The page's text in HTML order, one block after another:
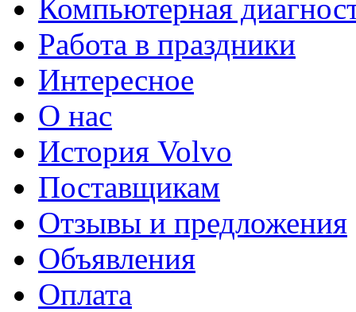
Компьютерная
Работа в праздники
Интересное
О нас
История Volvo
Поставщикам
Отзывы и предложения
Объявления
Оплата